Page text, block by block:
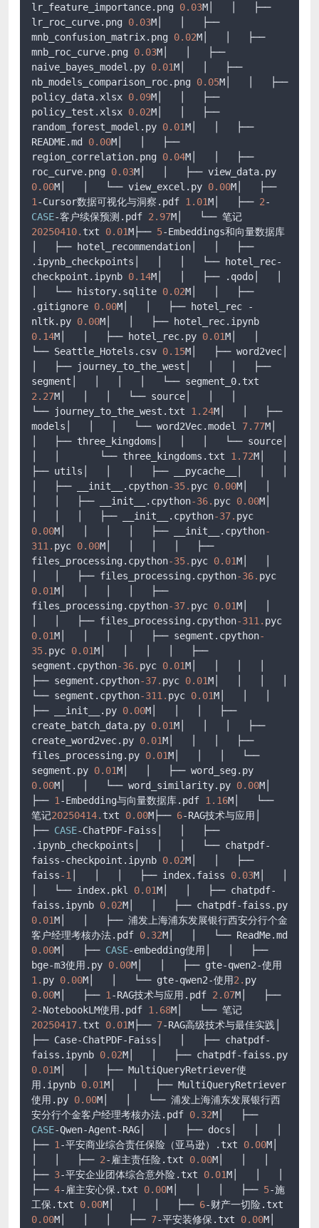
lr_feature_importance.png 0.03M│   │   ├──
lr_roc_curve.png 0.03M│   │   ├──
mnb_confusion_matrix.png 0.02M│   │   ├──
mnb_roc_curve.png 0.03M│   │   ├──
naive_bayes_model.py 0.01M│   │   ├──
nb_models_comparison_roc.png 0.05M│   │   ├──
policy_data.xlsx 0.09M│   │   ├──
policy_test.xlsx 0.02M│   │   ├──
random_forest_model.py 0.01M│   │   ├──
README.md 0.00M│   │   ├──
region_correlation.png 0.04M│   │   ├──
roc_curve.png 0.03
0.00M│   │   └── view_excel.py 0.00
M│   ├──
1-Cursor数据可视化与洞察.pdf 1.01M│   ├── 2-
CASE-客户续保预测.pdf 2.97M│   └── 笔记
20250410. txt 0.01M├── 5-Embeddings和向量数据库
│   ├── hotel_recommendation│   │   ├──
.ipynb_checkpoints│   │   │   └── hotel_rec-
checkpoint.ipynb 0.14M│   │   ├── .qodo│   │
│   └── history.sqlite 0.02M│   │   ├──
.gitignore 0.00M│   │   ├── hotel_rec -
nltk.py 0.00
0.14M│   │   ├── hotel_rec.py 0.01M│   │
└── Seattle_Hotels.csv 0.15M│   ├── word2vec│
│   ├── journey_to_the_west│   │   │   ├──
2.27M│   │   │   └── source│   │   │
└── journey_to_the_west.txt 1.24M│   │   ├──
models│   │   │   └── word2Vec.model 7.77M│
│   ├── three_kingdoms│   │   │   └── source│
│   │       └── three_kingdoms.txt 1.72M│   │
├── utils│   │   │   ├── __pycache__│   │   │
│   ├── __init__.cpython-35. pyc 0.00M│   │
│   │   ├── __init__.cpython-36. pyc 0.00M│
│   │   │   ├── __init__.cpython-37.
0.00M│   │   │   │   ├── __init__.cpython-
311. pyc 0.00M│   │   │   │   ├──
files_processing.cpython-35. pyc 0.01M│   │
│   │   ├── files_processing.cpython-36.
0.01M│   │   │   │   ├──
files_processing.cpython-37. pyc 0.01M│   │
│   │   ├── files_processing.cpython-311.
0.01M│   │   │   │   ├── segment.cpython-
35. pyc 0.01M│   │   │   │   ├──
segment.cpython-36. pyc 0.01M│   │   │   │
├── segment.cpython-37. pyc 0.01M│   │   │   │
└── segment.cpython-311. pyc 0.01M│   │   │
├── __init__.py 0.00M│   │   │   ├──
create_batch_data.py 0.01M│   │   │   ├──
create_word2vec.py 0.01M│   │   │   ├──
files_processing.py 0.01M│   │   │   └──
segment.py 0.01
0.00M│   │   └── word_similarity.py 0.00M│
├── 1-Embedding与向量数据库.pdf 1.16M│   └──
笔记20250414. txt 0.00M├── 6-RAG技术与应用│
├── CASE-ChatPDF-Faiss│   │   ├──
.ipynb_checkpoints│   │   │   └── chatpdf-
faiss-checkpoint.ipynb 0.02M│   │   ├──
faiss-1 │   │   │   ├── index.faiss 0.03M│   │
│   └── index.pkl 0.01M│   │   ├── chatpdf-
faiss.ipynb 0.02
0.01M│   │   ├── 浦发上海浦东发展银行西安分行个金
客户经理考核办法.pdf 0.32
0.00M│   ├── CASE-embedding使用│   │   ├──
bge-m3使用.py 0.00M│   │   ├── gte-qwen2-使用
1. py 0.00M│   │   └── gte-qwen2-使用2.
0.00M│   ├── 1-RAG技术与应用.pdf 2.07
M│   ├──
2-NotebookLM使用.pdf 1.68M│   └── 笔记
20250417. txt 0.01M├── 7-RAG高级技术与最佳实践│
├── Case-ChatPDF-Faiss│   │   ├── chatpdf-
faiss.ipynb 0.02
0.01M│   │   ├── MultiQueryRetriever使
用.ipynb 0.01M│   │   ├── MultiQueryRetriever
使用.py 0.00M│   │   └── 浦发上海浦东发展银行西
安分行个金客户经理考核办法.pdf 0.32
M│   ├──
CASE-Qwen-Agent-RAG│   │   ├── docs│   │   │
├── 1-平安商业综合责任保险（亚马逊）.txt 0.00M│
│   │   ├── 2-雇主责任险.txt 0.00M│   │   │
├── 3-平安企业团体综合意外险.txt 0.01M│   │   │
├── 4-雇主安心保.txt 0.00M│   │   │   ├── 5-施
工保.txt 0.00M│   │   │   ├── 6
0.00M│   │   │   ├── 7-平安装修保.txt 0.00M│